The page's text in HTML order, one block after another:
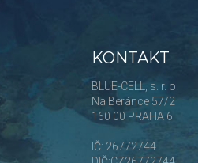
KONTAKT
BLUE-CELL, s. r. o.
Na Beránce 57/2
160 00 PRAHA 6
IČ: 26772744